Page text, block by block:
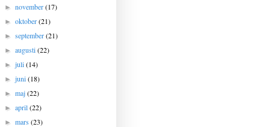
►november(17)
►oktober(21)
►september(21)
►augusti(22)
►juli(14)
►juni(18)
►maj(22)
►april(22)
►mars(23)